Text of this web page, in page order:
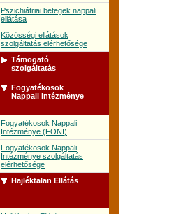
Pszichiátriai betegek nappali
ellátása
Közösségi ellátások
szolgáltatás elérhetősége
Támogató
szolgáltatás
Támogató szolgálat
szolgáltatás elérhetősége
Fogyatékosok
Nappali Intézménye
Fogyatékosok Nappali
Intézménye (FONI)
Fogyatékosok Nappali
Intézménye szolgáltatás
elérhetősége
Hajléktalan Ellátás